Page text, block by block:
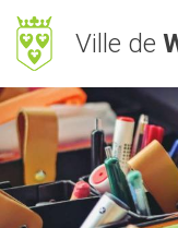
Ville de
RECHERCHE
ACCÈS RAPIDE
Mes